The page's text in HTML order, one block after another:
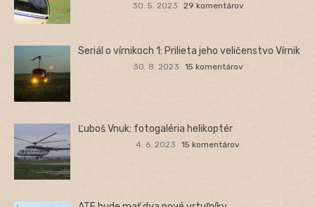
30. 5. 2023 29 komentárov
Seriál o vírnikoch 1: Prilieta jeho veličenstvo Vírnik
30. 8. 2023 15 komentárov
Ľuboš Vnuk: fotogaléria helikoptér
4. 6. 2023 15 komentárov